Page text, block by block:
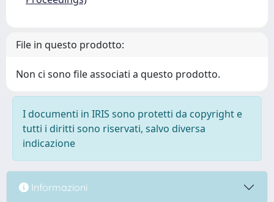
File in questo prodotto:
Non ci sono file associati a questo prodotto.
I documenti in IRIS sono protetti da copyright e
tutti i diritti sono riservati, salvo diversa
indicazione
Informazioni